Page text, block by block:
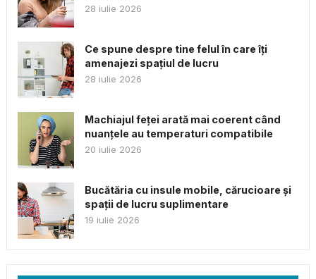
28 iulie 2026
Ce spune despre tine felul în care îți
amenajezi spațiul de lucru
28 iulie 2026
Machiajul feței arată mai coerent când
nuanțele au temperaturi compatibile
20 iulie 2026
Bucătăria cu insule mobile, cărucioare și
spații de lucru suplimentare
19 iulie 2026